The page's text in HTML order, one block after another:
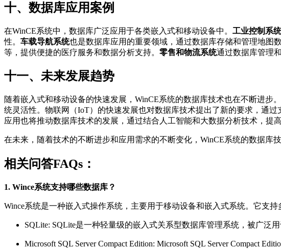
十、数据库应用案例
在WinCE系统中，数据库广泛应用于各类嵌入式和移动设备中。 工业控制系统
性。 车载导航系统也是数据库应用的重要领域，通过数据库存储和管理地图
等，提供便捷的医疗服务和数据分析支持。 零售和物流系统通过数据库管理
十一、未来发展趋势
随着嵌入式和移动设备的快速发展，WinCE系统的数据库技术也在不断进步。
统灵活性。物联网（IoT）的快速发展也对数据库技术提出了新的要求，通
应用也将推动数据库技术的发展，通过结合人工智能和大数据分析技术，提
在未来，随着技术的不断进步和应用需求的不断变化，WinCE系统的数据库
相关问答FAQs：
1. Wince系统支持哪些数据库？
Wince系统是一种嵌入式操作系统，主要用于移动设备和嵌入式系统。它支持
SQLite: SQLite是一种轻量级的嵌入式关系型数据库管理系统，被广泛
Microsoft SQL Server Compact Edition: Microsoft SQL Server Compact